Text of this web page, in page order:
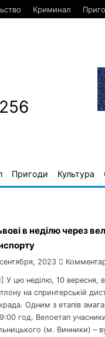
Криминал
Пригоди Культура
в неділю через
2023
У цю неділю, 10 вересня,
на спринтерській
Одним з етапів
год. Велоетап
(м. Винники) –